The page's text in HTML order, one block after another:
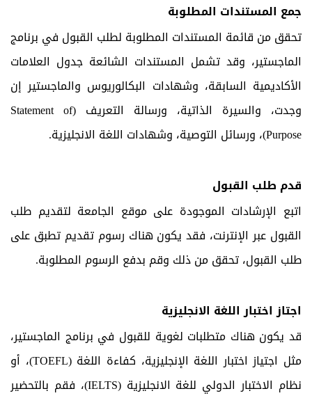
جمع المستندات المطلوبة
تحقق من قائمة المستندات المطلوبة لطلب القبول في برنامج
الماجستير، وقد تشمل المستندات الشائعة جدول العلامات
الأكاديمية السابقة، وشهادات البكالوريوس والماجستير إن
وجدت، والسيرة الذاتية، ورسالة التعريف (Statement of
Purpose)، ورسائل التوصية، وشهادات اللغة الانجليزية.
قدم طلب القبول
اتبع الإرشادات الموجودة على موقع الجامعة لتقديم طلب
القبول عبر الإنترنت، فقد يكون هناك رسوم تقديم تطبق على
طلب القبول، تحقق من ذلك وقم بدفع الرسوم المطلوبة.
اجتاز اختبار اللغة الانجليزية
قد يكون هناك متطلبات لغوية للقبول في برنامج الماجستير،
مثل اجتياز اختبار اللغة الإنجليزية، كفاءة اللغة (TOEFL)، أو
نظام الاختبار الدولي للغة الانجليزية (IELTS)، فقم بالتحضير